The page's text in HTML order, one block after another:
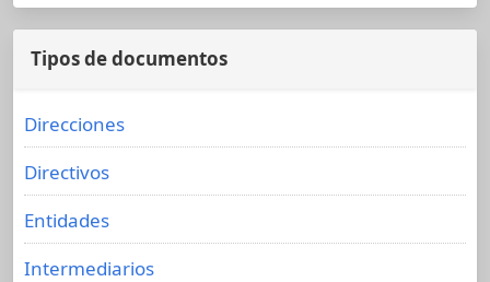
Tipos de documentos
Direcciones
Directivos
Entidades
Intermediarios